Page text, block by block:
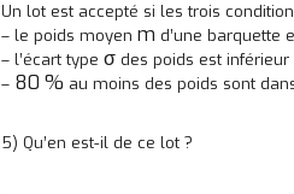
Un lot est accepté si les trois
– le poids moyen m d’une barquette
– l’écart type σ des poids est inférieur
– 80 % au moins des poids sont
5) Qu’en est-il de ce lot ?